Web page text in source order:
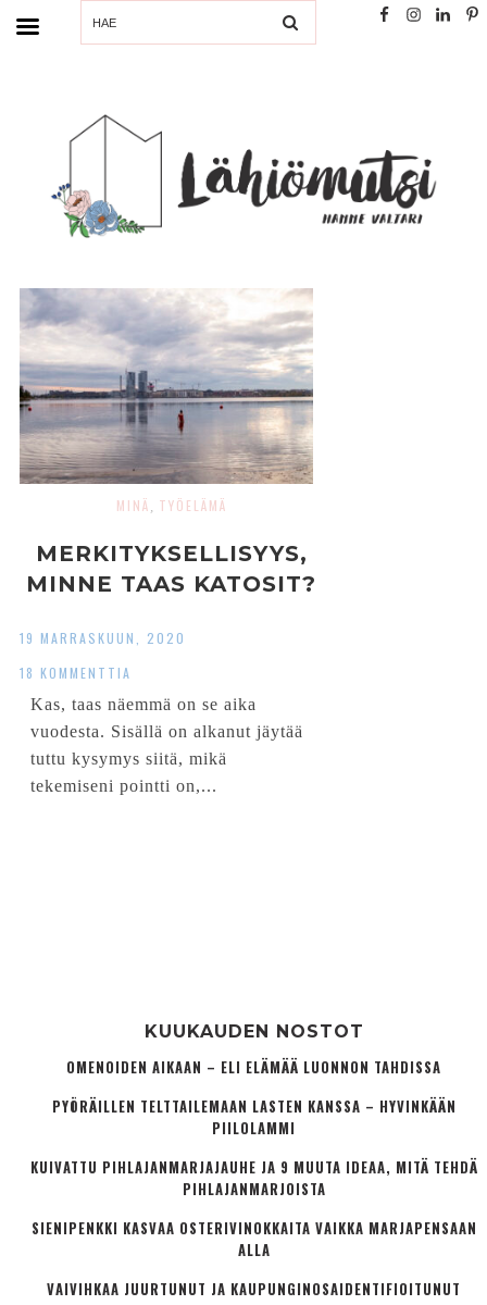
SEARCH
MINÄ TYÖELÄMÄ
MERKITYKSELLISYYS,
MINNE TAAS KATOSIT?
19 MARRASKUUN, 2020
18 KOMMENTTIA
Kas, taas näemmä on se aika
vuodesta. Sisällä on alkanut jäytää
tuttu kysymys siitä, mikä
tekemiseni pointti on,...
KUUKAUDEN NOSTOT
OMENOIDEN AIKAAN – ELI ELÄMÄÄ LUONNON TAHDISSA
PYÖRÄILLEN TELTTAILEMAAN LASTEN KANSSA – HYVINKÄÄN
PIILOLAMMI
KUIVATTU PIHLAJANMARJAJAUHE JA 9 MUUTA IDEAA, MITÄ TEHDÄ
PIHLAJANMARJOISTA
SIENIPENKKI KASVAA OSTERIVINOKKAITA VAIKKA MARJAPENSAAN
ALLA
VAIVIHKAA JUURTUNUT JA KAUPUNGINOSA­IDENTIFIOITUNUT